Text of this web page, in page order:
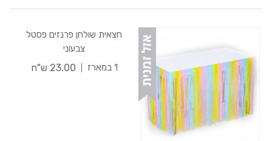
חצאית שולחן פרנזים פסטל
צבעוני
1 במארז
23.00 ש"ח